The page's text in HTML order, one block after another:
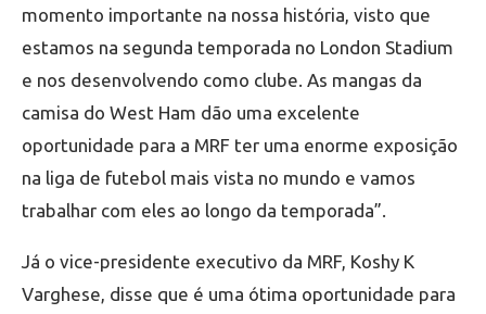
momento importante na nossa história, visto que
estamos na segunda temporada no London Stadium
e nos desenvolvendo como clube. As mangas da
camisa do West Ham dão uma excelente
oportunidade para a MRF ter uma enorme exposição
na liga de futebol mais vista no mundo e vamos
trabalhar com eles ao longo da temporada”.
Já o vice-presidente executivo da MRF, Koshy K
Varghese, disse que é uma ótima oportunidade para